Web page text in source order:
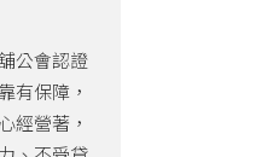
公會認證
有保障，
經營著，